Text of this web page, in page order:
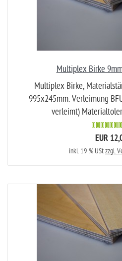
Multiplex Birke
Multiplex Birke,
995x245mm. Verleimung
verleimt)
EUR
inkl. 19 % UStzzgl.